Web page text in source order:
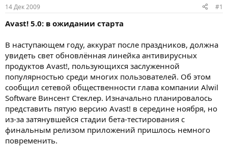
14 Дек 2009 #1
Avast! 5.0: в ожидании старта
В наступающем году, аккурат после праздников, должна
увидеть свет обновлённая линейка антивирусных
продуктов Avast!, пользующихся заслуженной
популярностью среди многих пользователей. Об этом
сообщил сетевой общественности глава компании Alwil
Software Винсент Стеклер. Изначально планировалось
представить пятую версию Avast! в середине ноября, но
из-за затянувшейся стадии бета-тестирования с
финальным релизом приложений пришлось немного
повременить.